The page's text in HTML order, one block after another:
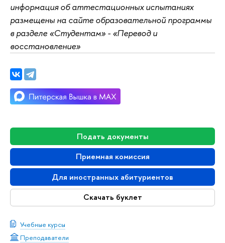
Подать документы
Приемная комиссия
Для иностранных абитуриентов
Скачать буклет
Учебные курсы
Преподаватели
информация об аттестационных испытаниях
размещены на сайте образовательной программы
в разделе «Студентам» - «Перевод и
восстановление»